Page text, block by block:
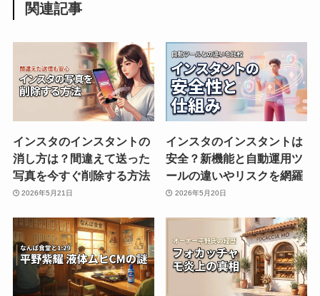
関連記事
インスタのインスタントの
消し方は？間違えて送った
写真を今すぐ削除する方法
2026年5月21日
インスタのインスタントは
安全？新機能と自動運用ツ
ールの違いやリスクを網羅
2026年5月20日